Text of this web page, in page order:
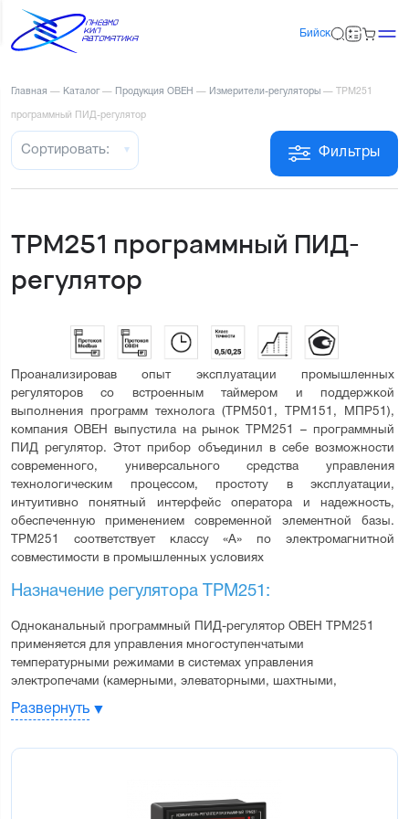
Бийск
Главная — Каталог — Продукция ОВЕН — Измерители-регуляторы — ТРМ251
программный ПИД-регулятор
Фильтры
Сортировать:
ТРМ251 программный ПИД-
регулятор
Проанализировав опыт эксплуатации промышленных
регуляторов со встроенным таймером и поддержкой
выполнения программ технолога (ТРМ501, ТРМ151, МПР51),
компания ОВЕН выпустила на рынок ТРМ251 – программный
ПИД регулятор. Этот прибор объединил в себе возможности
современного, универсального средства управления
технологическим процессом, простоту в эксплуатации,
интуитивно понятный интерфейс оператора и надежность,
обеспеченную применением современной элементной базы.
ТРМ251 соответствует классу «А» по электромагнитной
совместимости в промышленных условиях
Назначение регулятора ТРМ251:
Одноканальный программный ПИД-регулятор ОВЕН ТРМ251
применяется для управления многоступенчатыми
температурными режимами в системах управления
электропечами (камерными, элеваторными, шахтными,
плавильными и др.).
Прибор имеет удобный, интуитивно понятный человеко-
Прибор выпускается в корпусах 2-х типов: настенном Н и
Функциональные возможности регулятора
Развернуть